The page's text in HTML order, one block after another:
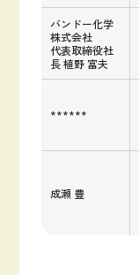
バンドー化学
株式会社
代表取締役社
長 植野 富夫
******
成瀬 豊